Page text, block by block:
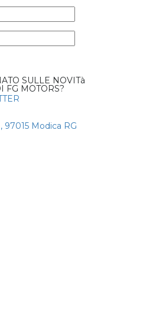
SULLE NOVITà
FG MOTORS?
97015 Modica RG